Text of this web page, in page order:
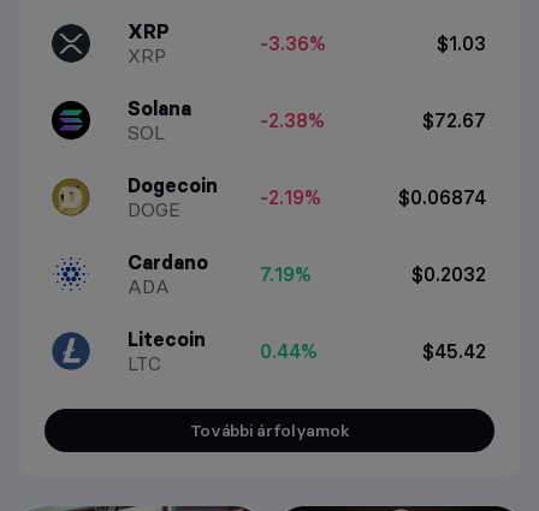
XRP
XRP
-3.36% $1.03
Solana
SOL
-2.38% $72.67
Dogecoin
DOGE
-2.19% $0.06874
Cardano
ADA
7.19% $0.2032
Litecoin
LTC
0.44% $45.42
További árfolyamok